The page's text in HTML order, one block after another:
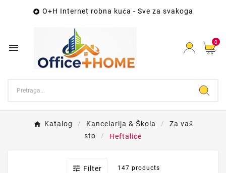
 O+H Internet robna kuća - Sve za svakoga
 0
Katalog Kancelarija & Škola
Za vaš
sto
Heftalice
 Filter 147 products